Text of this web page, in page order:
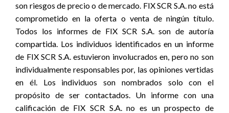
son riesgos de precio o de mercado. FIX SCR S.A. no está
comprometido en la oferta o venta de ningún título.
Todos los informes de FIX SCR S.A. son de autoría
compartida. Los individuos identificados en un informe
de FIX SCR S.A. estuvieron involucrados en, pero no son
individualmente responsables por, las opiniones vertidas
en él. Los individuos son nombrados solo con el
propósito de ser contactados. Un informe con una
calificación de FIX SCR S.A. no es un prospecto de